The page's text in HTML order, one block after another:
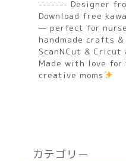
------- Designer
Download free
— perfect for
handmade crafts &
ScanNCut &
Made with love
creative moms
カテゴリー